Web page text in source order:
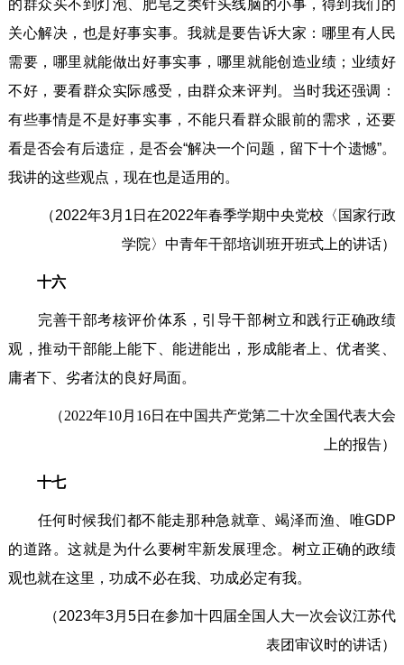
的群众买不到灯泡、肥皂之类针头线脑的小事，得到我们的
关心解决，也是好事实事。我就是要告诉大家：哪里有人民
需要，哪里就能做出好事实事，哪里就能创造业绩；业绩好
不好，要看群众实际感受，由群众来评判。当时我还强调：
有些事情是不是好事实事，不能只看群众眼前的需求，还要
看是否会有后遗症，是否会“解决一个问题，留下十个遗憾”。
我讲的这些观点，现在也是适用的。
（2022年3月1日在2022年春季学期中央党校〈国家行政
学院〉中青年干部培训班开班式上的讲话）
十六
完善干部考核评价体系，引导干部树立和践行正确政绩
观，推动干部能上能下、能进能出，形成能者上、优者奖、
庸者下、劣者汰的良好局面。
（2022年10月16日在中国共产党第二十次全国代表大会
上的报告）
十七
任何时候我们都不能走那种急就章、竭泽而渔、唯GDP
的道路。这就是为什么要树牢新发展理念。树立正确的政绩
观也就在这里，功成不必在我、功成必定有我。
（2023年3月5日在参加十四届全国人大一次会议江苏代
表团审议时的讲话）